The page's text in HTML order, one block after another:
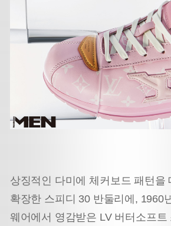
상징적인 다미에 체커보드 패턴을
확장한 스피디 30 반둘리에, 1960
웨어에서 영감받은 LV 버터소프트